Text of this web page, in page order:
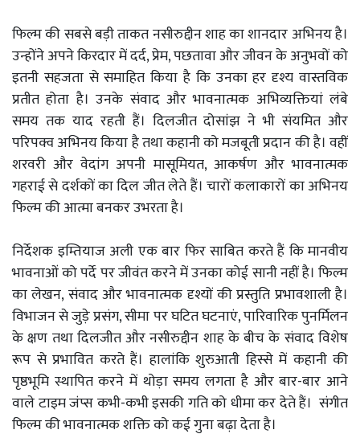
फिल्म की सबसे बड़ी ताकत नसीरुद्दीन शाह का शानदार अभिनय है।
उन्होंने अपने किरदार में दर्द, प्रेम, पछतावा और जीवन के अनुभवों को
इतनी सहजता से समाहित किया है कि उनका हर दृश्य वास्तविक
प्रतीत होता है। उनके संवाद और भावनात्मक अभिव्यक्तियां लंबे
समय तक याद रहती हैं। दिलजीत दोसांझ ने भी संयमित और
परिपक्व अभिनय किया है तथा कहानी को मजबूती प्रदान की है। वहीं
शरवरी और वेदांग अपनी मासूमियत, आकर्षण और भावनात्मक
गहराई से दर्शकों का दिल जीत लेते हैं। चारों कलाकारों का अभिनय
फिल्म की आत्मा बनकर उभरता है।
निर्देशक इम्तियाज अली एक बार फिर साबित करते हैं कि मानवीय
भावनाओं को पर्दे पर जीवंत करने में उनका कोई सानी नहीं है। फिल्म
का लेखन, संवाद और भावनात्मक दृश्यों की प्रस्तुति प्रभावशाली है।
विभाजन से जुड़े प्रसंग, सीमा पर घटित घटनाएं, पारिवारिक पुनर्मिलन
के क्षण तथा दिलजीत और नसीरुद्दीन शाह के बीच के संवाद विशेष
रूप से प्रभावित करते हैं। हालांकि शुरुआती हिस्से में कहानी की
पृष्ठभूमि स्थापित करने में थोड़ा समय लगता है और बार-बार आने
वाले टाइम जंप्स कभी-कभी इसकी गति को धीमा कर देते हैं। संगीत
फिल्म की भावनात्मक शक्ति को कई गुना बढ़ा देता है।